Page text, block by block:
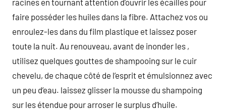
racines en tournant attention d’ouvrir les écailles pour
faire posséder les huiles dans la fibre. Attachez vos ou
enroulez-les dans du film plastique et laissez poser
toute la nuit. Au renouveau, avant de inonder les ,
utilisez quelques gouttes de shampooing sur le cuir
chevelu, de chaque côté de l’esprit et émulsionnez avec
un peu d’eau. laissez glisser la mousse du shampoing
sur les étendue pour arroser le surplus d’huile.